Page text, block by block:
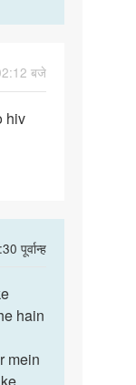
बजे
hiv
पूर्वान्ह
hain
mein